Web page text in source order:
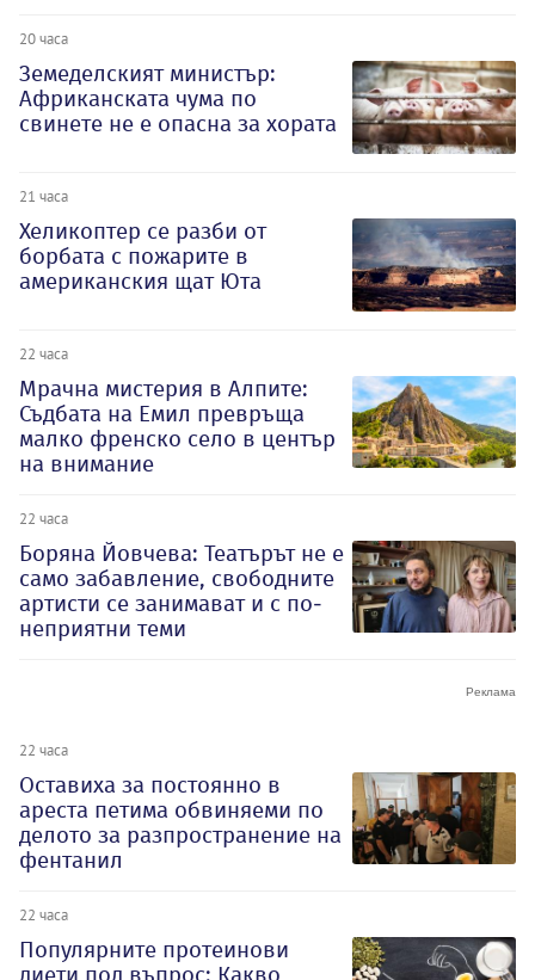
20 часа
Земеделският министър:
Африканската чума по
свинете не е опасна за хората
21 часа
Хеликоптер се разби от
борбата с пожарите в
американския щат Юта
22 часа
Мрачна мистерия в Алпите:
Съдбата на Емил превръща
малко френско село в център
на внимание
22 часа
Боряна Йовчева: Театърът не е
само забавление, свободните
артисти се занимават и с по-
неприятни теми
22 часа
Оставиха за постоянно в
ареста петима обвиняеми по
делото за разпространение на
фентанил
22 часа
Популярните протеинови